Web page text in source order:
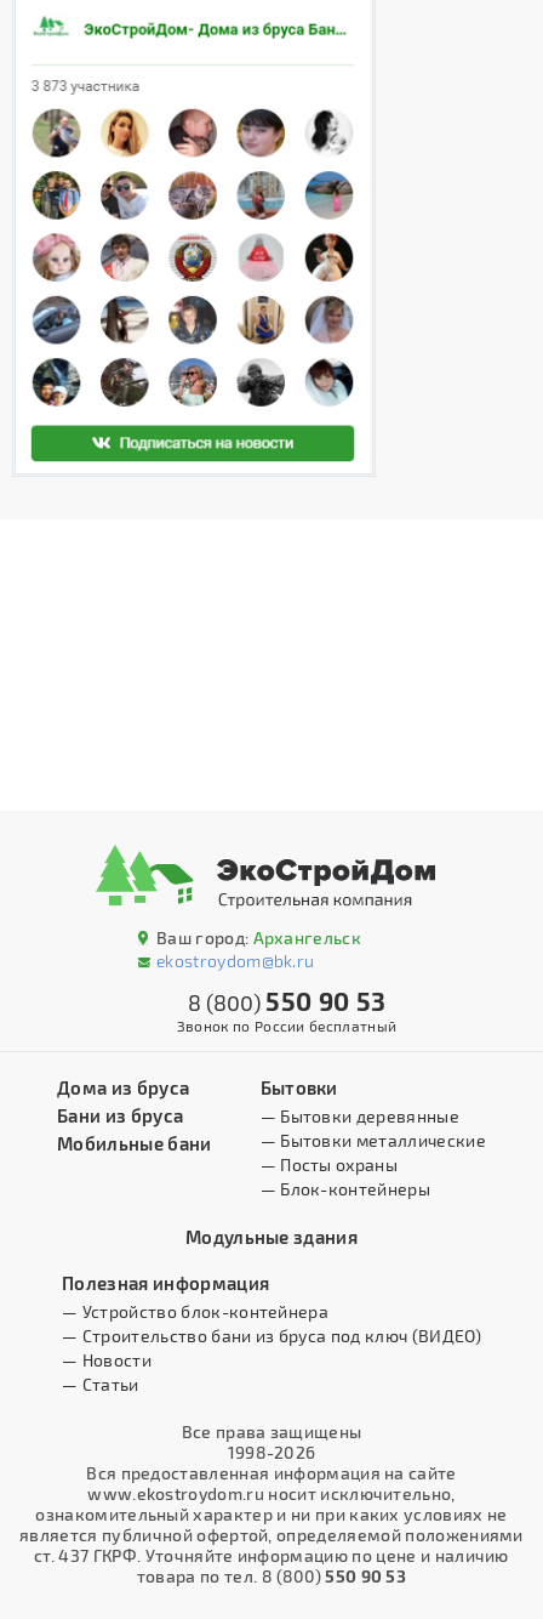
Ваш город: Архангельск
ekostroydom@bk.ru
8 (800) 550 90 53
Звонок по России бесплатный
Дома из бруса
Бани из бруса
Мобильные бани
Бытовки
— Бытовки деревянные
— Бытовки металлические
— Посты охраны
— Блок-контейнеры
Модульные здания
Полезная информация
— Устройство блок-контейнера
— Строительство бани из бруса под ключ (ВИДЕО)
— Новости
— Статьи
Все права защищены
1998-2026
Вся предоставленная информация на сайте
www.ekostroydom.ru носит исключительно,
ознакомительный характер и ни при каких условиях не
является публичной офертой, определяемой положениями
ст. 437 ГКРФ. Уточняйте информацию по цене и наличию
товара по тел. 8 (800)550 90 53